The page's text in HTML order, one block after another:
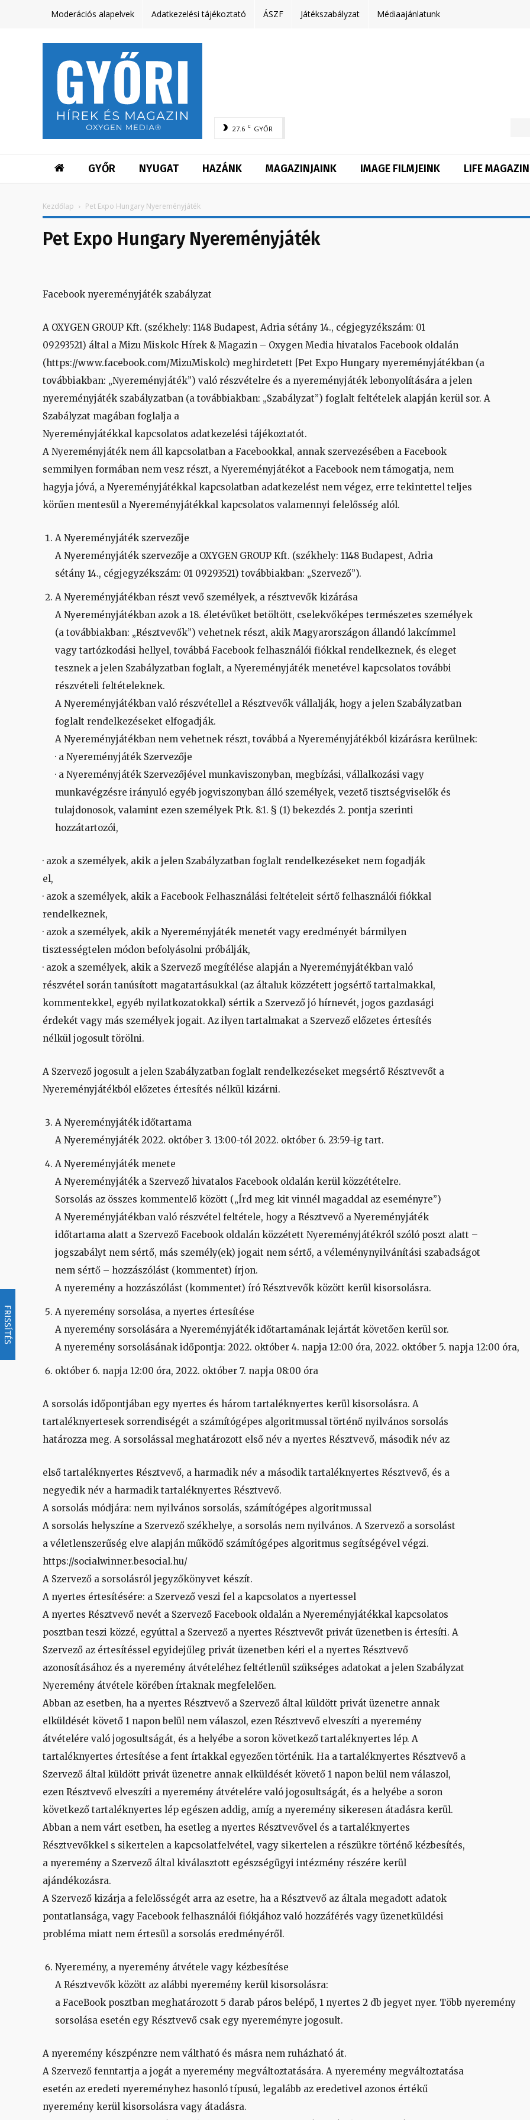
FRISSÍTÉS
Moderációs alapelvek Adatkezelési tájékoztató ÁSZF Játékszabályzat Médiaajánlatunk
27.6 C GYŐR
GYŐR NYUGAT HAZÁNK MAGAZINJAINK IMAGE FILMJEINK LIFE MAGAZIN
Kezdőlap Pet Expo Hungary Nyereményjáték
Pet Expo Hungary Nyereményjáték
Facebook nyereményjáték szabályzat
A OXYGEN GROUP Kft. (székhely: 1148 Budapest, Adria sétány 14., cégjegyzékszám: 01
09293521) által a Mizu Miskolc Hírek & Magazin – Oxygen Media hivatalos Facebook oldalán
(https://www.facebook.com/MizuMiskolc) meghirdetett [Pet Expo Hungary nyereményjátékban (a
továbbiakban: „Nyereményjáték”) való részvételre és a nyereményjáték lebonyolítására a jelen
nyereményjáték szabályzatban (a továbbiakban: „Szabályzat”) foglalt feltételek alapján kerül sor. A
Szabályzat magában foglalja a
Nyereményjátékkal kapcsolatos adatkezelési tájékoztatót.
A Nyereményjáték nem áll kapcsolatban a Facebookkal, annak szervezésében a Facebook
semmilyen formában nem vesz részt, a Nyereményjátékot a Facebook nem támogatja, nem
hagyja jóvá, a Nyereményjátékkal kapcsolatban adatkezelést nem végez, erre tekintettel teljes
körűen mentesül a Nyereményjátékkal kapcsolatos valamennyi felelősség alól.
A Nyereményjáték szervezője
A Nyereményjáték szervezője a OXYGEN GROUP Kft. (székhely: 1148 Budapest, Adria
sétány 14., cégjegyzékszám: 01 09293521) továbbiakban: „Szervező”).
A Nyereményjátékban részt vevő személyek, a résztvevők kizárása
A Nyereményjátékban azok a 18. életévüket betöltött, cselekvőképes természetes személyek
(a továbbiakban: „Résztvevők”) vehetnek részt, akik Magyarországon állandó lakcímmel
vagy tartózkodási hellyel, továbbá Facebook felhasználói fiókkal rendelkeznek, és eleget
tesznek a jelen Szabályzatban foglalt, a Nyereményjáték menetével kapcsolatos további
részvételi feltételeknek.
A Nyereményjátékban való részvétellel a Résztvevők vállalják, hogy a jelen Szabályzatban
foglalt rendelkezéseket elfogadják.
A Nyereményjátékban nem vehetnek részt, továbbá a Nyereményjátékból kizárásra kerülnek:
· a Nyereményjáték Szervezője
· a Nyereményjáték Szervezőjével munkaviszonyban, megbízási, vállalkozási vagy
munkavégzésre irányuló egyéb jogviszonyban álló személyek, vezető tisztségviselők és
tulajdonosok, valamint ezen személyek Ptk. 8:1. § (1) bekezdés 2. pontja szerinti
hozzátartozói,
· azok a személyek, akik a jelen Szabályzatban foglalt rendelkezéseket nem fogadják
el,
· azok a személyek, akik a Facebook Felhasználási feltételeit sértő felhasználói fiókkal
rendelkeznek,
· azok a személyek, akik a Nyereményjáték menetét vagy eredményét bármilyen
tisztességtelen módon befolyásolni próbálják,
· azok a személyek, akik a Szervező megítélése alapján a Nyereményjátékban való
részvétel során tanúsított magatartásukkal (az általuk közzétett jogsértő tartalmakkal,
kommentekkel, egyéb nyilatkozatokkal) sértik a Szervező jó hírnevét, jogos gazdasági
érdekét vagy más személyek jogait. Az ilyen tartalmakat a Szervező előzetes értesítés
nélkül jogosult törölni.
A Szervező jogosult a jelen Szabályzatban foglalt rendelkezéseket megsértő Résztvevőt a
Nyereményjátékból előzetes értesítés nélkül kizárni.
A Nyereményjáték időtartama
A Nyereményjáték 2022. október 3. 13:00-tól 2022. október 6. 23:59-ig tart.
A Nyereményjáték menete
A Nyereményjáték a Szervező hivatalos Facebook oldalán kerül közzétételre.
Sorsolás az összes kommentelő között („Írd meg kit vinnél magaddal az eseményre”)
A Nyereményjátékban való részvétel feltétele, hogy a Résztvevő a Nyereményjáték
időtartama alatt a Szervező Facebook oldalán közzétett Nyereményjátékról szóló poszt alatt –
jogszabályt nem sértő, más személy(ek) jogait nem sértő, a véleménynyilvánítási szabadságot
nem sértő – hozzászólást (kommentet) írjon.
A nyeremény a hozzászólást (kommentet) író Résztvevők között kerül kisorsolásra.
A nyeremény sorsolása, a nyertes értesítése
A nyeremény sorsolására a Nyereményjáték időtartamának lejártát követően kerül sor.
A nyeremény sorsolásának időpontja: 2022. október 4. napja 12:00 óra, 2022. október 5. napja 12:00 óra,
október 6. napja 12:00 óra, 2022. október 7. napja 08:00 óra
A sorsolás időpontjában egy nyertes és három tartaléknyertes kerül kisorsolásra. A
tartaléknyertesek sorrendiségét a számítógépes algoritmussal történő nyilvános sorsolás
határozza meg. A sorsolással meghatározott első név a nyertes Résztvevő, második név az
első tartaléknyertes Résztvevő, a harmadik név a második tartaléknyertes Résztvevő, és a
negyedik név a harmadik tartaléknyertes Résztvevő.
A sorsolás módjára: nem nyilvános sorsolás, számítógépes algoritmussal
A sorsolás helyszíne a Szervező székhelye, a sorsolás nem nyilvános. A Szervező a sorsolást
a véletlenszerűség elve alapján működő számítógépes algoritmus segítségével végzi.
https://socialwinner.besocial.hu/
A Szervező a sorsolásról jegyzőkönyvet készít.
A nyertes értesítésére: a Szervező veszi fel a kapcsolatos a nyertessel
A nyertes Résztvevő nevét a Szervező Facebook oldalán a Nyereményjátékkal kapcsolatos
posztban teszi közzé, egyúttal a Szervező a nyertes Résztvevőt privát üzenetben is értesíti. A
Szervező az értesítéssel egyidejűleg privát üzenetben kéri el a nyertes Résztvevő
azonosításához és a nyeremény átvételéhez feltétlenül szükséges adatokat a jelen Szabályzat
Nyeremény átvétele körében írtaknak megfelelően.
Abban az esetben, ha a nyertes Résztvevő a Szervező által küldött privát üzenetre annak
elküldését követő 1 napon belül nem válaszol, ezen Résztvevő elveszíti a nyeremény
átvételére való jogosultságát, és a helyébe a soron következő tartaléknyertes lép. A
tartaléknyertes értesítése a fent írtakkal egyezően történik. Ha a tartaléknyertes Résztvevő a
Szervező által küldött privát üzenetre annak elküldését követő 1 napon belül nem válaszol,
ezen Résztvevő elveszíti a nyeremény átvételére való jogosultságát, és a helyébe a soron
következő tartaléknyertes lép egészen addig, amíg a nyeremény sikeresen átadásra kerül.
Abban a nem várt esetben, ha esetleg a nyertes Résztvevővel és a tartaléknyertes
Résztvevőkkel s sikertelen a kapcsolatfelvétel, vagy sikertelen a részükre történő kézbesítés,
a nyeremény a Szervező által kiválasztott egészségügyi intézmény részére kerül
ajándékozásra.
A Szervező kizárja a felelősségét arra az esetre, ha a Résztvevő az általa megadott adatok
pontatlansága, vagy Facebook felhasználói fiókjához való hozzáférés vagy üzenetküldési
probléma miatt nem értesül a sorsolás eredményéről.
Nyeremény, a nyeremény átvétele vagy kézbesítése
A Résztvevők között az alábbi nyeremény kerül kisorsolásra:
a FaceBook posztban meghatározott 5 darab páros belépő, 1 nyertes 2 db jegyet nyer. Több nyeremény
sorsolása esetén egy Résztvevő csak egy nyereményre jogosult.
A nyeremény készpénzre nem váltható és másra nem ruházható át.
A Szervező fenntartja a jogát a nyeremény megváltoztatására. A nyeremény megváltoztatása
esetén az eredeti nyereményhez hasonló típusú, legalább az eredetivel azonos értékű
nyeremény kerül kisorsolásra vagy átadásra.